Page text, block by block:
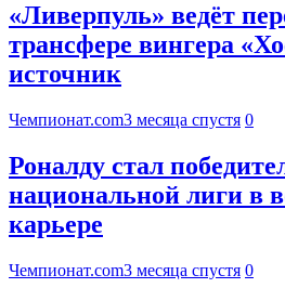
«Ливерпуль» ведёт
трансфере вингера
источник
Чемпионат.com3 месяца спустя 0
Роналду стал
национальной лиги в
карьере
Чемпионат.com3 месяца спустя 0